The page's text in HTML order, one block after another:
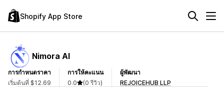
Shopify App Store
Nimora AI
การกำหนดราคา
เริ่มต้นที่ $12.69
การให้คะแนน
0.0
(0 รีวิว)
ผู้พัฒนา
REJOICEHUB LLP